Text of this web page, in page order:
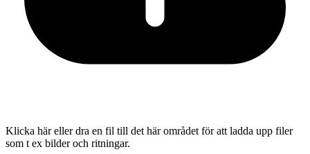
Klicka här eller dra en fil till det här området för att ladda upp filer
som t ex bilder och ritningar.